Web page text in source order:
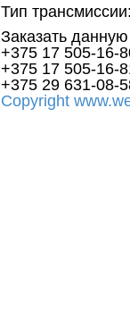
Тип
Заказать
+375 17505-16-
+375 17505-16-
+375 29631-08-
Copyright